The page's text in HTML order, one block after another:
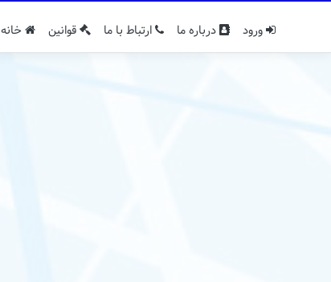
ورود درباره ما ارتباط با ما قوانین خانه